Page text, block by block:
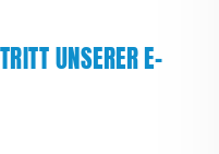
UNSERER E-